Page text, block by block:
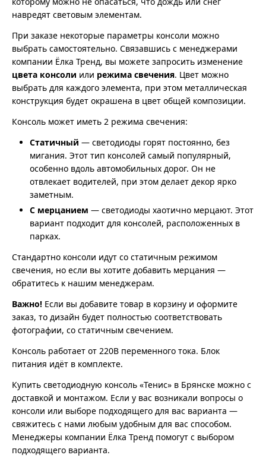
навредят световым элементам.
При заказе некоторые параметры консоли можно
выбрать самостоятельно. Связавшись с менеджерами
компании Ёлка Тренд, вы можете запросить изменение
цвета консоли или режима свечения. Цвет можно
выбрать для каждого элемента, при этом металлическая
конструкция будет окрашена в цвет общей композиции.
Консоль может иметь 2 режима свечения:
Статичный — светодиоды горят постоянно, без
мигания. Этот тип консолей самый популярный,
особенно вдоль автомобильных дорог. Он не
отвлекает водителей, при этом делает декор ярко
заметным.
С мерцанием — светодиоды хаотично мерцают. Этот
вариант подходит для консолей, расположенных в
парках.
Стандартно консоли идут со статичным режимом
свечения, но если вы хотите добавить мерцания —
обратитесь к нашим менеджерам.
Важно! Если вы добавите товар в корзину и оформите
заказ, то дизайн будет полностью соответствовать
фотографии, со статичным свечением.
Консоль работает от 220В переменного тока. Блок
питания идёт в комплекте.
Купить светодиодную консоль «Тенис» в Брянске можно с
доставкой и монтажом. Если у вас возникали вопросы о
консоли или выборе подходящего для вас варианта —
свяжитесь с нами любым удобным для вас способом.
Менеджеры компании Ёлка Тренд помогут с выбором
подходящего варианта.